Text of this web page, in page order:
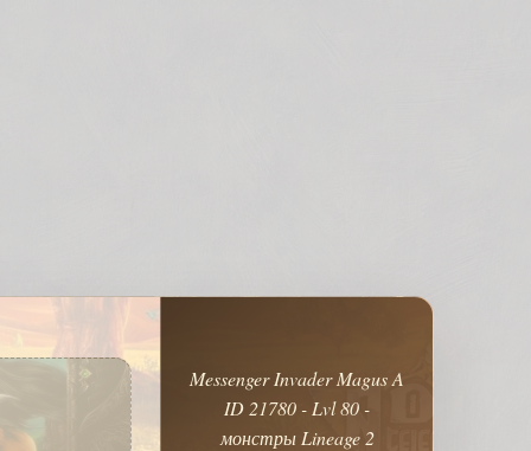
Messenger Invader Magus A
ID 21780 - Lvl 80 -
монстры Lineage 2